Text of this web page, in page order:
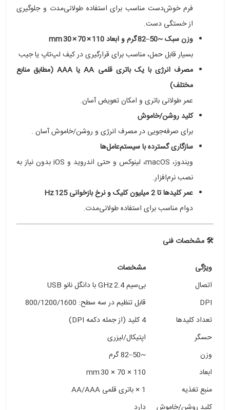
فرم خوش‌دست مناسب برای استفاده طولانی‌مدت و جلوگیری
از خستگی دست.
وزن سبک ~50–82 گرم و ابعاد 110 × 70 × 30 mm
بسیار قابل حمل، مناسب برای قرارگیری در کیف لپ‌تاپ یا جیب
مصرف انرژی با یک باتری قلمی AA یا AAA (مطابق منابع
مختلف)
عمر طولانی باتری و امکان تعویض آسان.
کلید روشن/خاموش
برای صرفه‌جویی در مصرف انرژی و روشن/خاموش آسان .
سازگاری گسترده با سیستم‌عامل‌ها
ویندوز، macOS، لینوکس و حتی اندروید و iOS بدون نیاز به
نصب نرم‌افزار.
عمر کلیدها تا 2 میلیون کلیک و نرخ بازخوانی 125 Hz
دوام مناسب برای استفاده طولانی‌مدت.
🛠 مشخصات فنی
ویژگی
مشخصات
اتصال
بی‌سیم 2.4 GHz با دانگل نانو USB
DPI
قابل تنظیم در سه سطح: 800/1200/1600
تعداد کلیدها
4 کلید (از جمله دکمه DPI)
حسگر
اپتیکال/لیزری
وزن
~50–82 گرم
ابعاد
110 × 70 × 30 mm
منبع تغذیه
1 × باتری قلمی AA/AAA
کلید روشن/خاموش
دارد